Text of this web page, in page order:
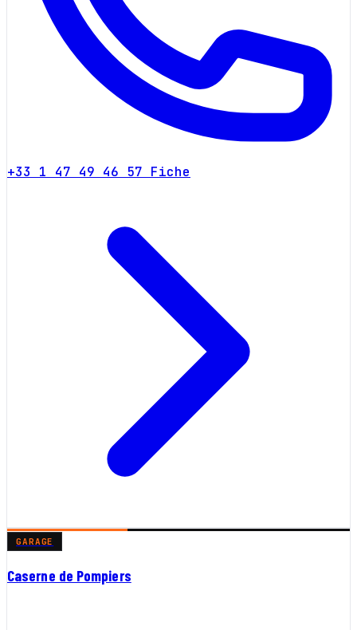
+33 1 47 49 46 57 Fiche
GARAGE
Caserne de Pompiers